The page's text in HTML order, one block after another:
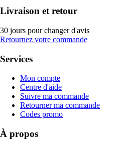
Livraison et retour
30 jours pour changer d'avis
Retournez votre commande
Services
Mon compte
Centre d'aide
Suivre ma commande
Retourner ma commande
Codes promo
À propos